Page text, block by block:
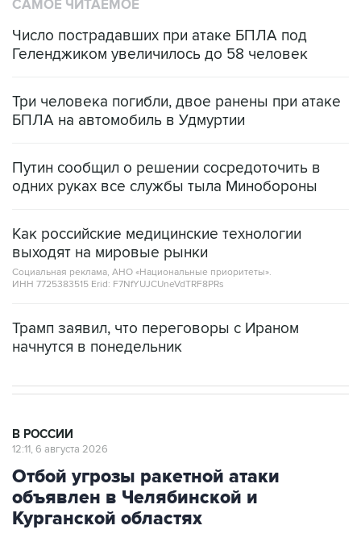
САМОЕ ЧИТАЕМОЕ
Число пострадавших при атаке БПЛА под
Геленджиком увеличилось до 58 человек
Три человека погибли, двое ранены при атаке
БПЛА на автомобиль в Удмуртии
Путин сообщил о решении сосредоточить в
одних руках все службы тыла Минобороны
Как российские медицинские технологии
выходят на мировые рынки
Социальная реклама, АНО «Национальные приоритеты».
ИНН 7725383515 Erid: F7NfYUJCUneVdTRF8PRs
Трамп заявил, что переговоры с Ираном
начнутся в понедельник
В РОССИИ
12:11, 6 августа 2026
Отбой угрозы ракетной атаки
объявлен в Челябинской и
Курганской областях